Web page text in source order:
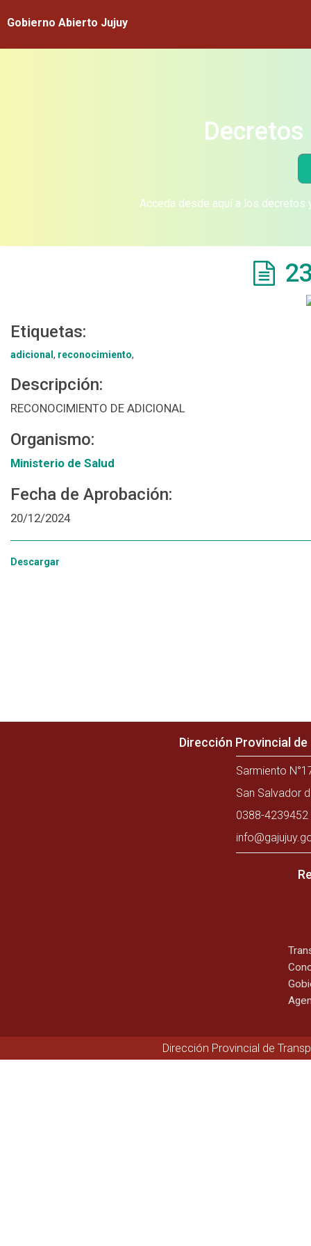
Gobierno Abierto Jujuy
Acceda desde aquí a los
Etiquetas:
adicional , reconocimiento,
Descripción:
RECONOCIMIENTO DE ADICIONAL
Organismo:
Ministerio de Salud
Fecha de Aprobación:
20/12/2024
Descargar
Dirección Provincial
Sarmiento
San Salvador
0388-
Dirección Provincial de